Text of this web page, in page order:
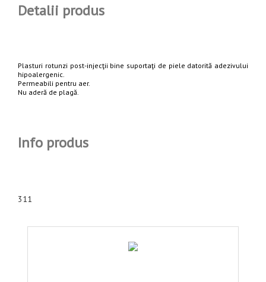
Detalii produs
Plasturi rotunzi post-injecţii bine suportaţi de piele datorită adezivului
hipoalergenic.
Permeabili pentru aer.
Nu aderă de plagă.
Info produs
311